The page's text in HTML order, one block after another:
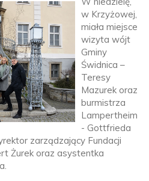
w Krzyżowej,
miała miejsce
wizyta wójt
Gminy
Świdnica –
Teresy
Mazurek oraz
burmistrza
Lampertheim
- Gottfrieda
zarządzający Fundacji
Żurek oraz asystentka